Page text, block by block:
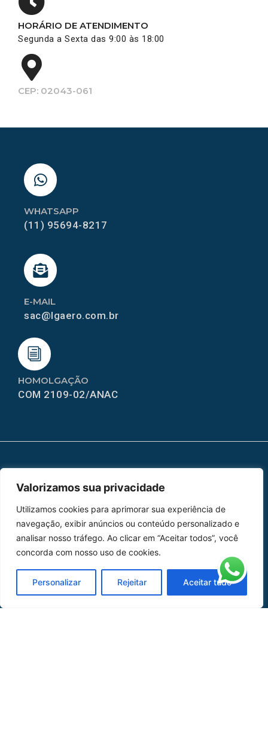
Valorizamos sua privacidade
Utilizamos cookies para aprimorar sua experiência de
navegação, exibir anúncios ou conteúdo personalizado e
analisar nosso tráfego. Ao clicar em “Aceitar todos”, você
concorda com nosso uso de cookies.
Personalizar Rejeitar Aceitar tudo
HORÁRIO DE ATENDIMENTO
Segunda a Sexta das 9:00 às 18:00
CEP: 02043-061
HOMOLGAÇÃO
COM 2109-02/ANAC
E-MAIL
sac@lgaero.com.br
WHATSAPP
(11) 95694-8217
Peças
Catálogo de Aplicações
Oficina de Mangueiras